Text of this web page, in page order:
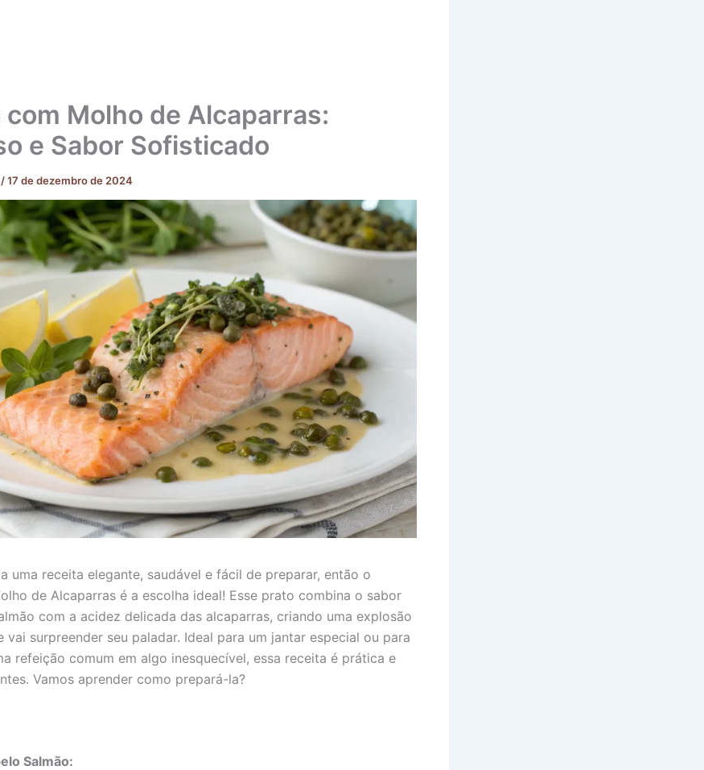
com Molho de Alcaparras:
e Sabor Sofisticado
/17 de dezembro de 2024
uma receita elegante, saudável e fácil de preparar, então o
de Alcaparras é a escolha ideal! Esse prato combina o sabor
com a acidez delicada das alcaparras, criando uma explosão
vai surpreender seu paladar. Ideal para um jantar especial ou para
refeição comum em algo inesquecível, essa receita é prática e
Vamos aprender como prepará-la?
Salmão: